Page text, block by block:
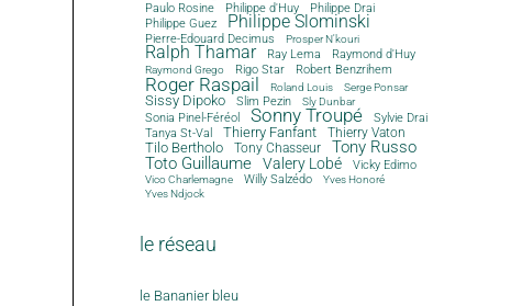
Paulo Rosine Philippe d'Huy
Philippe Drai
Philippe Guez
Philippe Slominski
Pierre-Edouard Decimus Prosper N'kouri
Ralph Thamar Ray Lema Raymond d'Huy
Raymond Grego Rigo Star Robert Benzrihem
Roger Raspail Roland Louis Serge Ponsar
Sissy Dipoko Slim Pezin Sly Dunbar
Sonia Pinel-Féréol Sonny Troupé Sylvie Drai
Tanya St-Val Thierry Fanfant Thierry Vaton
Tilo Bertholo Tony Chasseur
Tony Russo
Toto Guillaume
Valery Lobé Vicky Edimo
Vico Charlemagne Willy Salzédo
Yves Honoré
Yves Ndjock
le réseau
le Bananier bleu